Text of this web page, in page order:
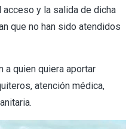
y la salida de dicha
que no han sido atendidos
a quien quiera aportar
atención médica,